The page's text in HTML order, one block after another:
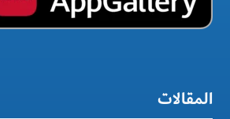
المقالات